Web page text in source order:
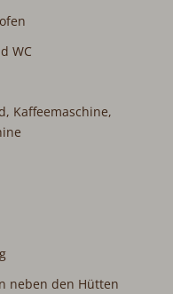
WC
Kaffeemaschine,
neben den Hütten